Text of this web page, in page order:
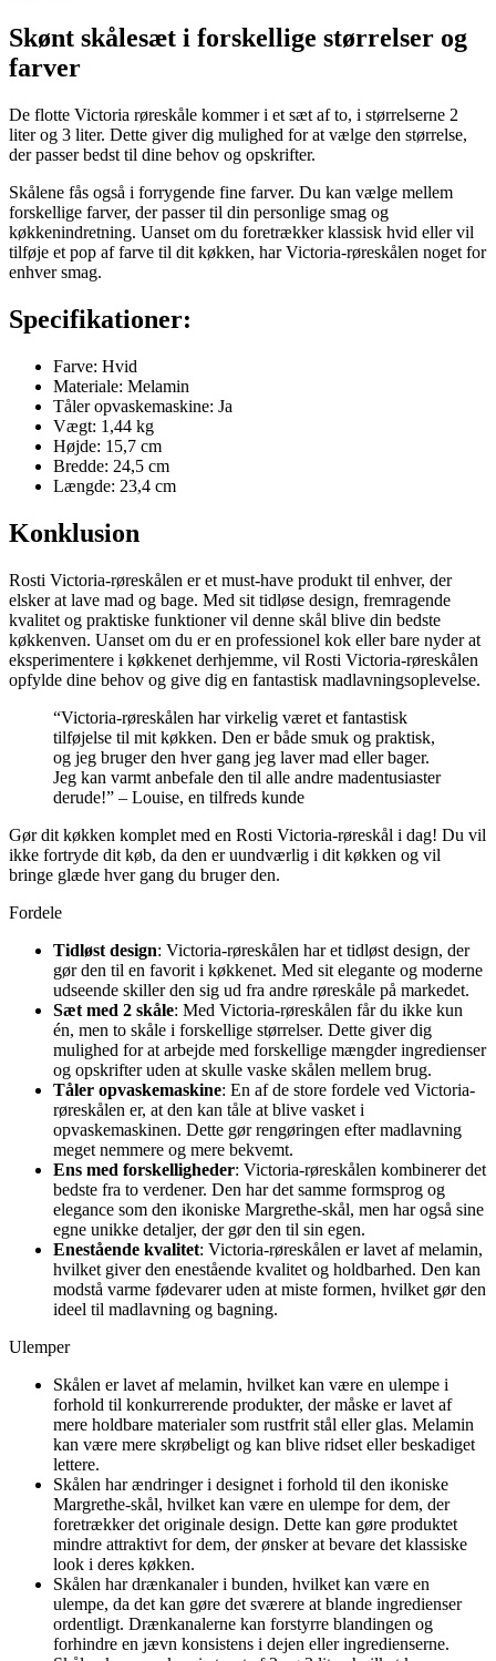
Skønt skålesæt i forskellige størrelser og
farver
De flotte Victoria røreskåle kommer i et sæt af to, i størrelserne 2
liter og 3 liter. Dette giver dig mulighed for at vælge den størrelse,
der passer bedst til dine behov og opskrifter.
Skålene fås også i forrygende fine farver. Du kan vælge mellem
forskellige farver, der passer til din personlige smag og
køkkenindretning. Uanset om du foretrækker klassisk hvid eller vil
tilføje et pop af farve til dit køkken, har Victoria-røreskålen noget for
enhver smag.
Specifikationer:
Farve: Hvid
Materiale: Melamin
Tåler opvaskemaskine: Ja
Vægt: 1,44 kg
Højde: 15,7 cm
Bredde: 24,5 cm
Længde: 23,4 cm
Konklusion
Rosti Victoria-røreskålen er et must-have produkt til enhver, der
elsker at lave mad og bage. Med sit tidløse design, fremragende
kvalitet og praktiske funktioner vil denne skål blive din bedste
køkkenven. Uanset om du er en professionel kok eller bare nyder at
eksperimentere i køkkenet derhjemme, vil Rosti Victoria-røreskålen
opfylde dine behov og give dig en fantastisk madlavningsoplevelse.
“Victoria-røreskålen har virkelig været et fantastisk
tilføjelse til mit køkken. Den er både smuk og praktisk,
og jeg bruger den hver gang jeg laver mad eller bager.
Jeg kan varmt anbefale den til alle andre madentusiaster
derude!” – Louise, en tilfreds kunde
Gør dit køkken komplet med en Rosti Victoria-røreskål i dag! Du vil
ikke fortryde dit køb, da den er uundværlig i dit køkken og vil
bringe glæde hver gang du bruger den.
Fordele
Tidløst design: Victoria-røreskålen har et tidløst design, der
gør den til en favorit i køkkenet. Med sit elegante og moderne
udseende skiller den sig ud fra andre røreskåle på markedet.
Sæt med 2 skåle: Med Victoria-røreskålen får du ikke kun
én, men to skåle i forskellige størrelser. Dette giver dig
mulighed for at arbejde med forskellige mængder ingredienser
og opskrifter uden at skulle vaske skålen mellem brug.
Tåler opvaskemaskine: En af de store fordele ved Victoria-
røreskålen er, at den kan tåle at blive vasket i
opvaskemaskinen. Dette gør rengøringen efter madlavning
meget nemmere og mere bekvemt.
Ens med forskelligheder: Victoria-røreskålen kombinerer det
bedste fra to verdener. Den har det samme formsprog og
elegance som den ikoniske Margrethe-skål, men har også sine
egne unikke detaljer, der gør den til sin egen.
Enestående kvalitet: Victoria-røreskålen er lavet af melamin,
hvilket giver den enestående kvalitet og holdbarhed. Den kan
modstå varme fødevarer uden at miste formen, hvilket gør den
ideel til madlavning og bagning.
Ulemper
Skålen er lavet af melamin, hvilket kan være en ulempe i
forhold til konkurrerende produkter, der måske er lavet af
mere holdbare materialer som rustfrit stål eller glas. Melamin
kan være mere skrøbeligt og kan blive ridset eller beskadiget
lettere.
Skålen har ændringer i designet i forhold til den ikoniske
Margrethe-skål, hvilket kan være en ulempe for dem, der
foretrækker det originale design. Dette kan gøre produktet
mindre attraktivt for dem, der ønsker at bevare det klassiske
look i deres køkken.
Skålen har drænkanaler i bunden, hvilket kan være en
ulempe, da det kan gøre det sværere at blande ingredienser
ordentligt. Drænkanalerne kan forstyrre blandingen og
forhindre en jævn konsistens i dejen eller ingredienserne.